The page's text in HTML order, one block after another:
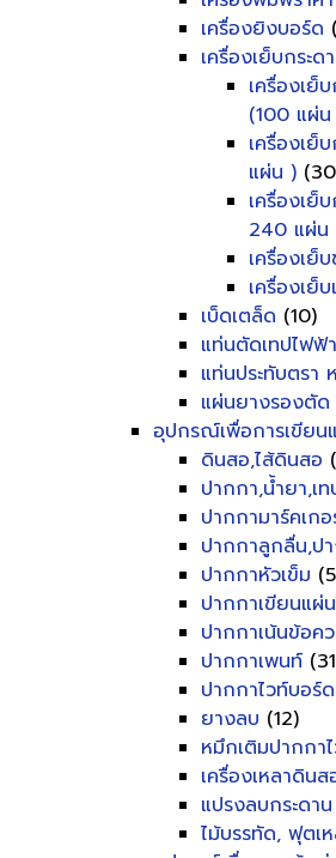
เครื่องยิงบอร์ด
เครื่องเย็บกระด
เครื่องเย็
(100 แผ่
เครื่องเย็
แผ่น )
เครื่องเย็
240 แผ่น
เครื่องเย็
เครื่องเย็
เบ็ดเตล็ด (10)
แท่นตัดเทปไฟฟ้า
แท่นประทับตรา
แผ่นยางรองตัด
อุปกรณ์เพื่อการเขียน
ดินสอ,ไส้ดินสอ
ปากกา,น้ำยา,เ
ปากกามาร์คเก
ปากกาลูกลื่น,ป
ปากกาหัวเข็ม
ปากกาเขียนแผ่
ปากกาเน้นข้อค
ปากกาเพนท์
ปากกาไวท์บอร์ด
ยางลบ (12)
หมึกเติมปากกา
เครื่องเหลาดินส
แปรงลบกระดาน
ไม้บรรทัด, ฟุตเ